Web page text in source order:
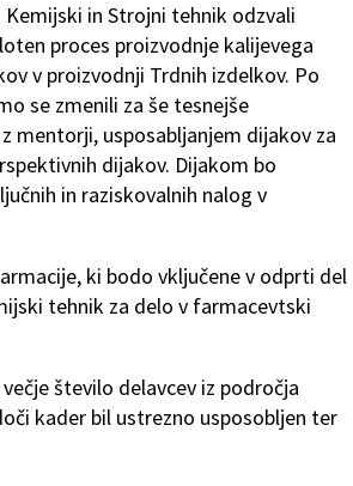
in Strojni tehnik odzvali
proces proizvodnje kalijevega
v proizvodnji Trdnih izdelkov. Po
se zmenili za še tesnejše
mentorji, usposabljanjem dijakov za
dijakov. Dijakom bo
in raziskovalnih nalog v
ki bodo vključene v odprti del
tehnik za delo v farmacevtski
število delavcev iz področja
kader bil ustrezno usposobljen ter